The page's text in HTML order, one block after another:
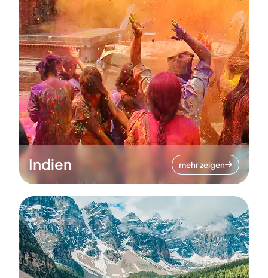
Indien mehr zeigen